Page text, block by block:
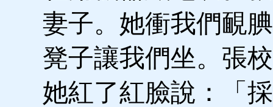
妻子。她衝我們靦
凳子讓我們坐。張
她紅了紅臉說：「